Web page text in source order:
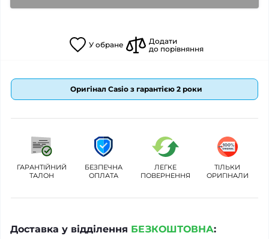
У обране
Додати
до порівняння
Оригінал Casio з гарантією 2 роки
ГАРАНТІЙНИЙ
ТАЛОН
БЕЗПЕЧНА
ОПЛАТА
ЛЕГКЕ
ПОВЕРНЕННЯ
ТІЛЬКИ
ОРИГІНАЛИ
Доставка у відділення БЕЗКОШТОВНА: